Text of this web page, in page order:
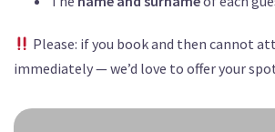
Please: if you book and then cannot
immediately — we’d love to offer your